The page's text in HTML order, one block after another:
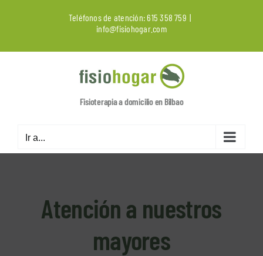
Teléfonos de atención:615 358 759 |
info@fisiohogar.com
Fisioterapia a domicilio en Bilbao
Ir a...
Atención a nuestros
mayores